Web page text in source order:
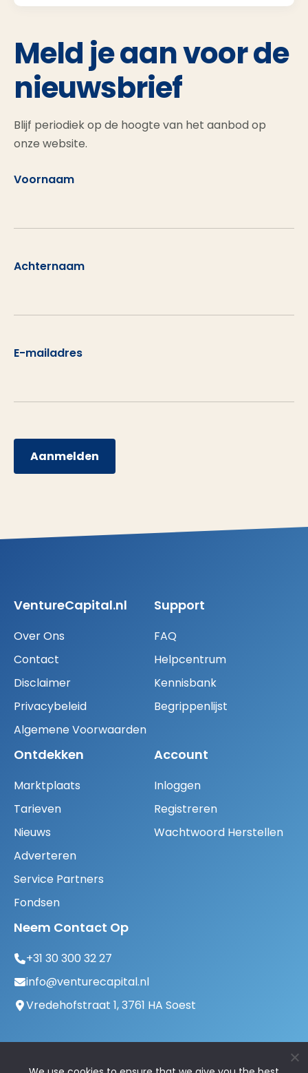
Meld je aan voor de
nieuwsbrief
Blijf periodiek op de hoogte van het aanbod op
onze website.
Voornaam
Achternaam
E-mailadres
Aanmelden
VentureCapital.nl
Over Ons
Contact
Disclaimer
Privacybeleid
Algemene Voorwaarden
Support
FAQ
Helpcentrum
Kennisbank
Begrippenlijst
Ontdekken
Marktplaats
Tarieven
Nieuws
Adverteren
Service Partners
Fondsen
Account
Inloggen
Registreren
Wachtwoord Herstellen
Neem Contact Op
+31 30 300 32 27
info@venturecapital.nl
Vredehofstraat 1, 3761 HA Soest